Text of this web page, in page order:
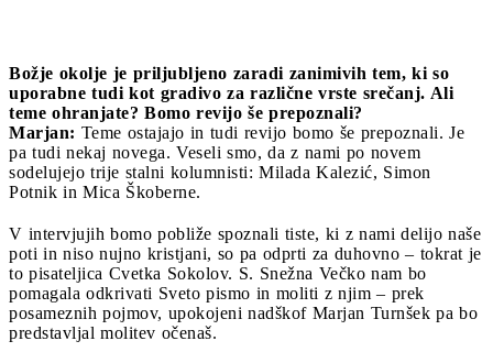
Božje okolje je priljubljeno zaradi zanimivih tem, ki so
uporabne tudi kot gradivo za različne vrste srečanj. Ali
teme ohranjate? Bomo revijo še prepoznali?
Marjan: Teme ostajajo in tudi revijo bomo še prepoznali. Je
pa tudi nekaj novega. Veseli smo, da z nami po novem
sodelujejo trije stalni kolumnisti: Milada Kalezić, Simon
Potnik in Mica Škoberne.
V intervjujih bomo pobliže spoznali tiste, ki z nami delijo naše
poti in niso nujno kristjani, so pa odprti za duhovno – tokrat je
to pisateljica Cvetka Sokolov. S. Snežna Večko nam bo
pomagala odkrivati Sveto pismo in moliti z njim – prek
posameznih pojmov, upokojeni nadškof Marjan Turnšek pa bo
predstavljal molitev očenaš.